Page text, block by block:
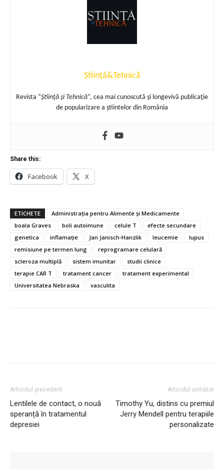
Știință&Tehnică
Revista “Ştiinţă şi Tehnică“, cea mai cunoscută şi longevivă publicaţie
de popularizare a ştiintelor din România
Share this:
Facebook X
ETICHETE
Administrația pentru Alimente și Medicamente
boala Graves
boli autoimune celule T
efecte secundare
genetica
inflamație Jan Janisch-Hanzlik leucemie
lupus
remisiune pe termen lung
reprogramare celulară
scleroza multiplă
sistem imunitar
studii clinice
terapie CAR T
tratament cancer
tratament experimental
Universitatea Nebraska
vasculita
Articolul precedent
Lentilele de contact, o nouă
speranță în tratamentul
depresiei
Articolul următor
Timothy Yu, distins cu premiul
Jerry Mendell pentru terapiile
personalizate